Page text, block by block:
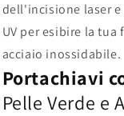
dell'incisione laser
UV per esibire la
acciaio inossidabile.
Portachiavi
Pelle Verde e